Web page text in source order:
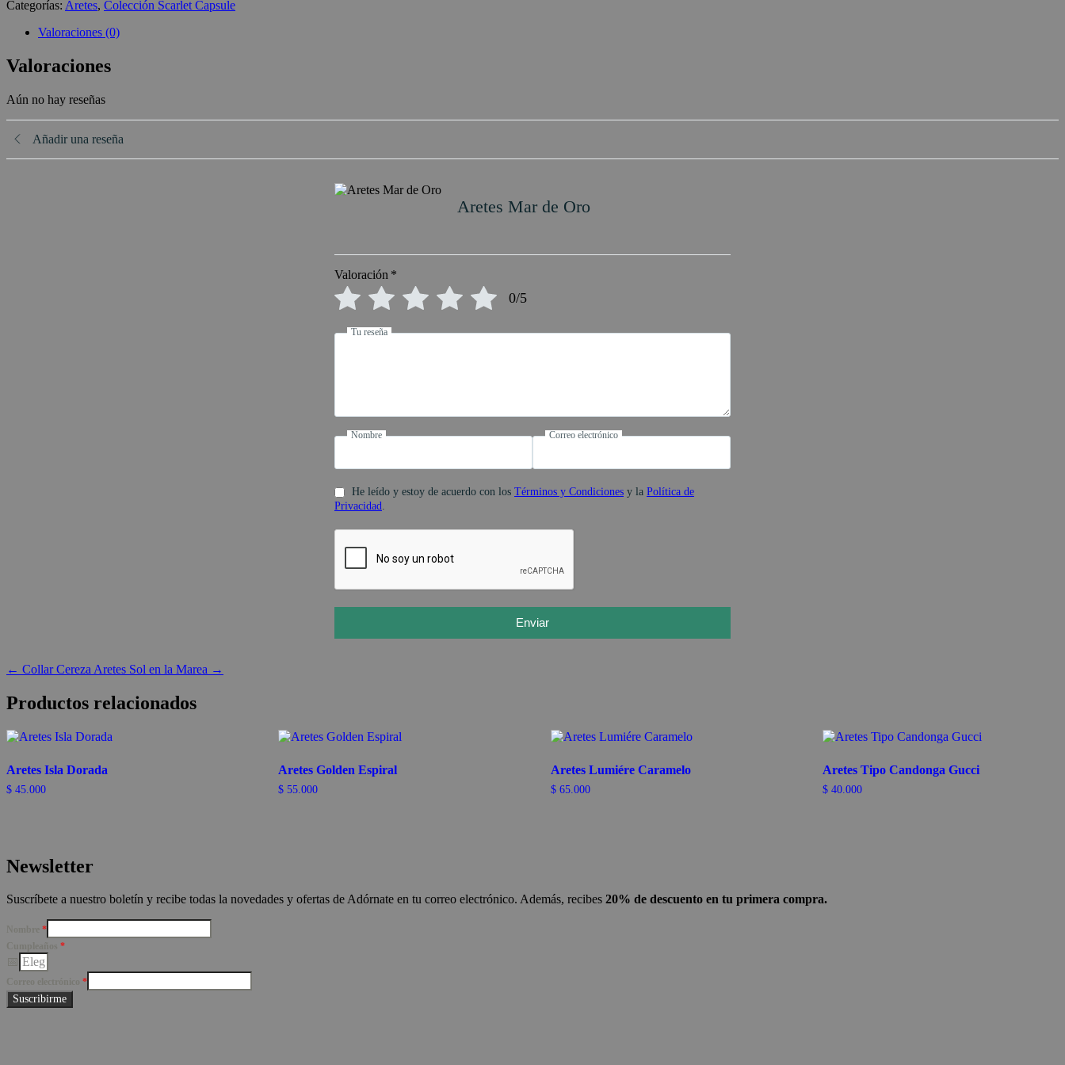
Categorías: Aretes, Colección Scarlet Capsule
Valoraciones (0)
Valoraciones
Aún no hay reseñas
Añadir una reseña
Aretes Mar de Oro
Valoración *
0/5
Tu reseña
Nombre Correo electrónico
He leído y estoy de acuerdo con los Términos y Condiciones y la Política de
Privacidad.
Enviar
← Collar Cereza Aretes Sol en la Marea →
Productos relacionados
Aretes Isla Dorada
$ 45.000
Aretes Golden Espiral
$ 55.000
Aretes Lumiére Caramelo
$65.000
Aretes Tipo Candonga Gucci
$40.000
Newsletter
Suscríbete a nuestro boletín y recibe todas la novedades y ofertas de Adórnate en tu correo electrónico. Además, recibes 20% de descuento en tu primera compra.
Nombre *
Cumpleaños *
Correo electrónico *
Suscribirme